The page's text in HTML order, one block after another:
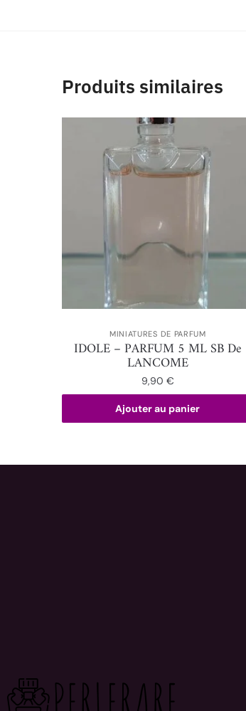
Produits similaires
MINIATURES DE PARFUM
IDOLE – PARFUM 5 ML SB De
LANCOME
9,90 €
Ajouter au panier